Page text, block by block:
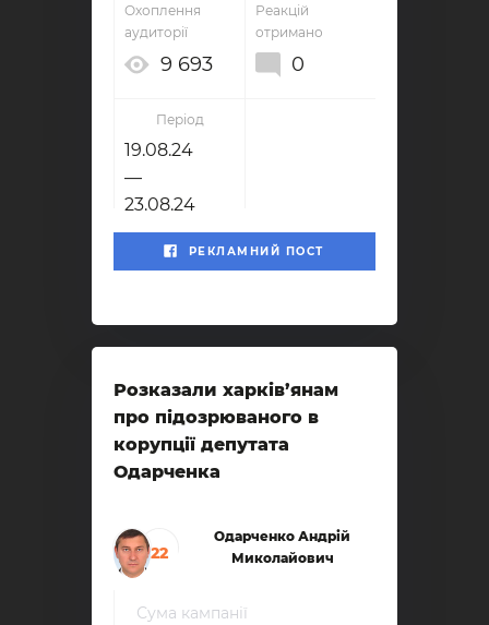
Охоплення
аудиторії
9 693
Реакцій
отримано
0
Період
19.08.24
—
23.08.24
РЕКЛАМНИЙ ПОСТ
Розказали харків’янам
про підозрюваного в
корупції депутата
Одарченка
22
Одарченко Андрій
Миколайович
Сума кампанії